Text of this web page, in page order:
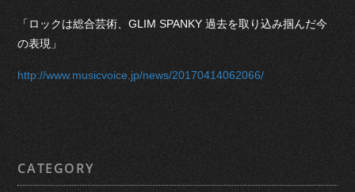
「ロックは総合芸術、GLIM SPANKY 過去を取り込み掴んだ今
の表現」
http://www.musicvoice.jp/news/20170414062066/
CATEGORY